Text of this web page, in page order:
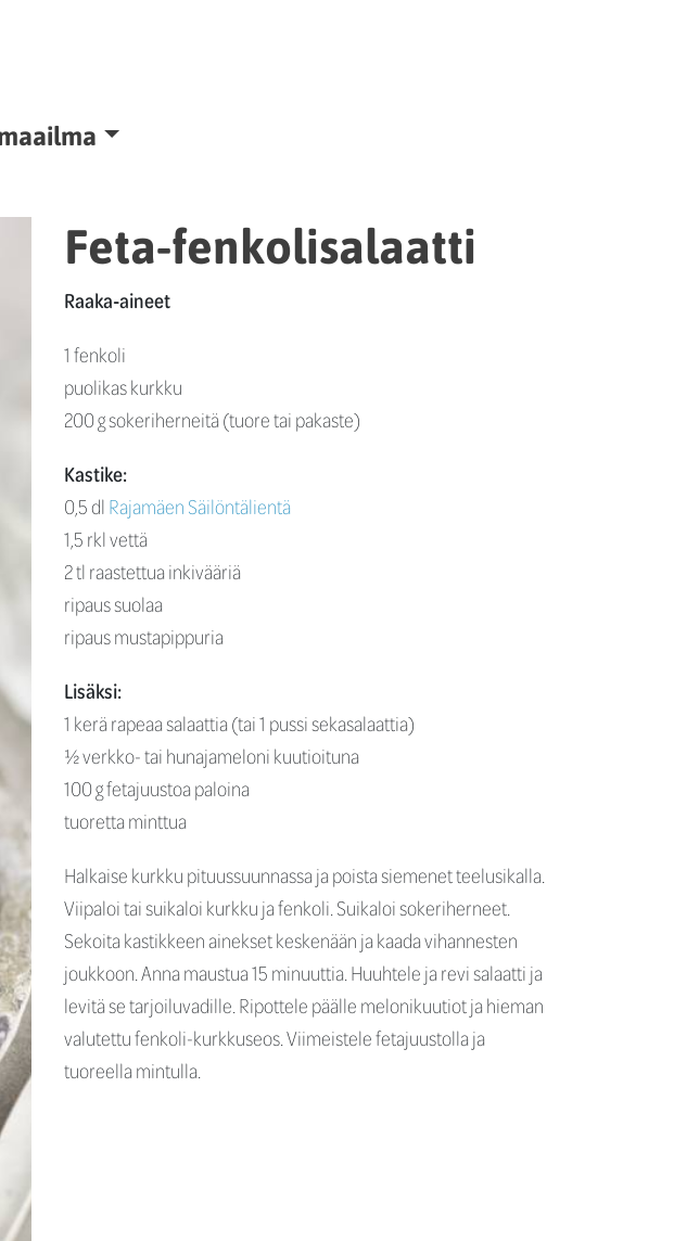
Feta-fenkolisalaatti
Raaka-aineet
1 fenkoli
puolikas kurkku
200 g sokeriherneitä (tuore tai pakaste)
Kastike:
0,5 dlRajamäen Säilöntälientä
1,5 rkl vettä
2 tl raastettua inkivääriä
ripaus suolaa
ripaus mustapippuria
Lisäksi:
1 kerä rapeaa salaattia (tai 1 pussi sekasalaattia)
½ verkko- tai hunajameloni kuutioituna
100 g fetajuustoa paloina
tuoretta minttua
Halkaise kurkku pituussuunnassa ja poista siemenet teelusikalla.
Viipaloi tai suikaloi kurkku ja fenkoli. Suikaloi sokeriherneet.
Sekoita kastikkeen ainekset keskenään ja kaada vihannesten
joukkoon. Anna maustua 15 minuuttia. Huuhtele ja revi salaatti ja
levitä se tarjoiluvadille. Ripottele päälle melonikuutiot ja hieman
valutettu fenkoli-kurkkuseos. Viimeistele fetajuustolla ja
tuoreella mintulla.